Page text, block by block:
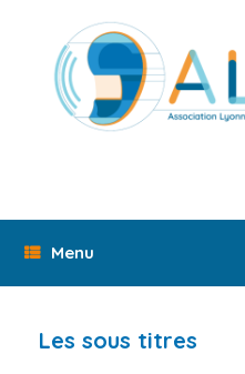
Menu
Les sous titres